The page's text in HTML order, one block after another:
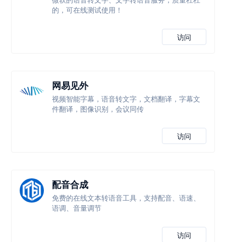
的，可在线测试使用！
访问
网易见外
视频智能字幕，语音转文字，文档翻译，字幕文
件翻译，图像识别，会议同传
访问
配音合成
免费的在线文本转语音工具，支持配音、语速、
语调、音量调节
访问